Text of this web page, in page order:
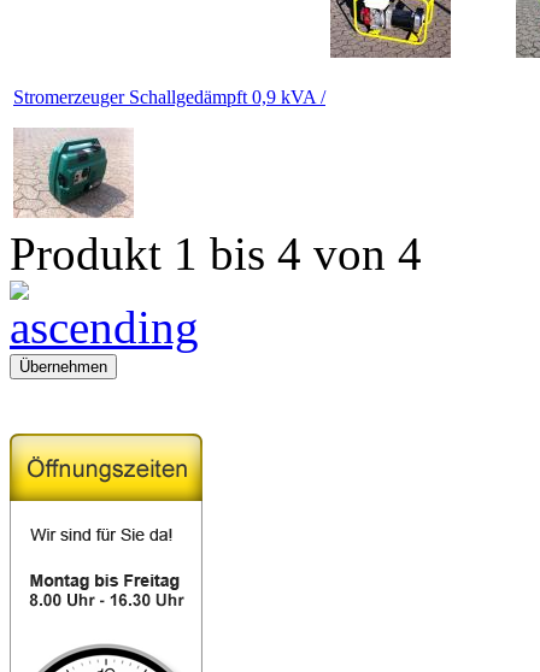
Stromerzeuger Schallgedämpft 0,9 kVA /
Produkt 1 bis 4 von 4